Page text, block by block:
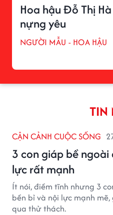
Hoa hậu Đỗ Thị
nựng yêu
NGƯỜI MẪU - HOA HẬU
TIN
CẬN CẢNH CUỘC SỐNG
3 con giáp bề
lực rất mạnh
Ít nói, điềm tĩnh nhưng 3
bền bỉ và nội lực mạnh
qua thử thách.